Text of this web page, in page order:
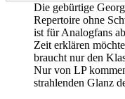
Die gebürtige
Repertoire ohne
ist für Analogfans
Zeit erklären
braucht nur den
Nur von LP
strahlenden Glanz